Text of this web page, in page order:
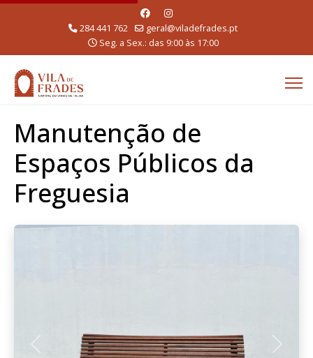
284 441 762
geral@viladefrades.pt
Seg. a Sex.: das 9:00 às 17:00
Manutenção de
Espaços Públicos da
Freguesia